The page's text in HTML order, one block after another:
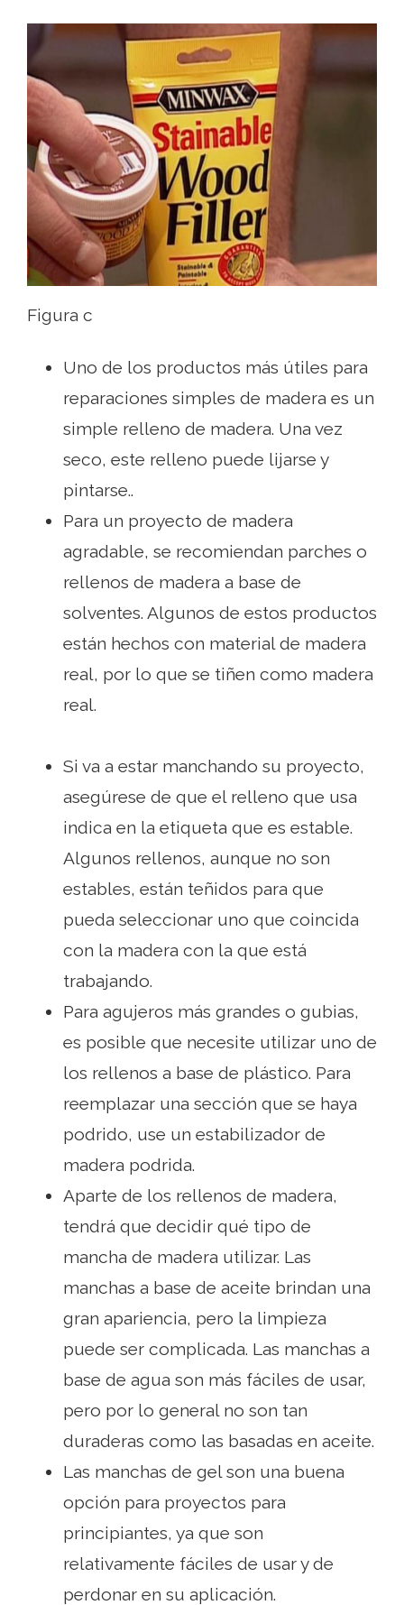
Figura c
Uno de los productos más útiles para
reparaciones simples de madera es un
simple relleno de madera. Una vez
seco, este relleno puede lijarse y
pintarse..
Para un proyecto de madera
agradable, se recomiendan parches o
rellenos de madera a base de
solventes. Algunos de estos productos
están hechos con material de madera
real, por lo que se tiñen como madera
real.
Si va a estar manchando su proyecto,
asegúrese de que el relleno que usa
indica en la etiqueta que es estable.
Algunos rellenos, aunque no son
estables, están teñidos para que
pueda seleccionar uno que coincida
con la madera con la que está
trabajando.
Para agujeros más grandes o gubias,
es posible que necesite utilizar uno de
los rellenos a base de plástico. Para
reemplazar una sección que se haya
podrido, use un estabilizador de
madera podrida.
Aparte de los rellenos de madera,
tendrá que decidir qué tipo de
mancha de madera utilizar. Las
manchas a base de aceite brindan una
gran apariencia, pero la limpieza
puede ser complicada. Las manchas a
base de agua son más fáciles de usar,
pero por lo general no son tan
duraderas como las basadas en aceite.
Las manchas de gel son una buena
opción para proyectos para
principiantes, ya que son
relativamente fáciles de usar y de
perdonar en su aplicación.